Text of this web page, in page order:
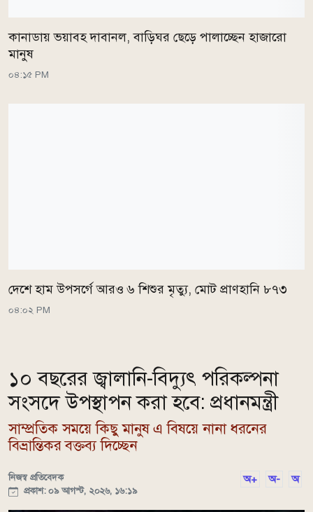
কানাডায় ভয়াবহ দাবানল, বাড়িঘর ছেড়ে পালাচ্ছেন হাজারো
মানুষ
০৪:১৫ PM
দেশে হাম উপসর্গে আরও ৬ শিশুর মৃত্যু, মোট প্রাণহানি ৮৭৩
০৪:০২ PM
১০ বছরের জ্বালানি-বিদ্যুৎ পরিকল্পনা
সংসদে উপস্থাপন করা হবে: প্রধানমন্ত্রী
সাম্প্রতিক সময়ে কিছু মানুষ এ বিষয়ে নানা ধরনের
বিভ্রান্তিকর বক্তব্য দিচ্ছেন
নিজস্ব প্রতিবেদক
প্রকাশ: ০৯ আগস্ট, ২০২৬, ১৬:১৯
অ+ অ- অ